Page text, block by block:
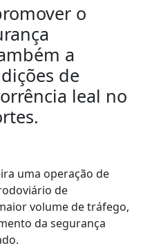
o
a
de
leal no
uma operação de
de
volume de tráfego,
da segurança